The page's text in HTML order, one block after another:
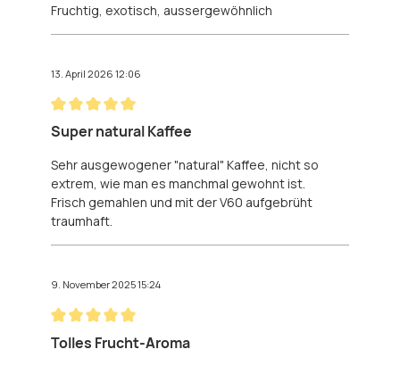
Fruchtig, exotisch, aussergewöhnlich
13. April 2026 12:06
Bewertung mit 5 von 5 Sternen
Super natural Kaffee
Sehr ausgewogener "natural" Kaffee, nicht so
extrem, wie man es manchmal gewohnt ist.
Frisch gemahlen und mit der V60 aufgebrüht
traumhaft.
9. November 2025 15:24
Bewertung mit 5 von 5 Sternen
Tolles Frucht-Aroma